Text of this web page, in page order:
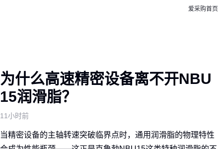
爱采购首页
为什么高速精密设备离不开NBU
15润滑脂？
11小时前
当精密设备的主轴转速突破临界点时，通用润滑脂的物理特性